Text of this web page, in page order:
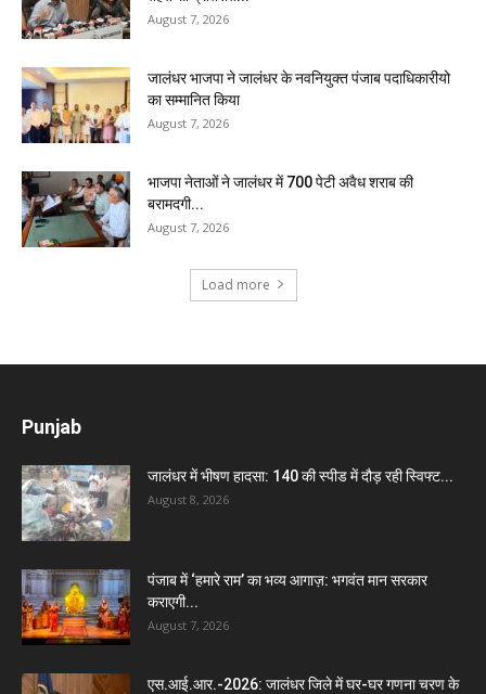
August 7, 2026
जालंधर भाजपा ने जालंधर के नवनियुक्त पंजाब पदाधिकारीयो
का सम्मानित किया
August 7, 2026
भाजपा नेताओं ने जालंधर में 700 पेटी अवैध शराब की
बरामदगी...
August 7, 2026
Load more
Punjab
जालंधर में भीषण हादसा: 140 की स्पीड में दौड़ रही स्विफ्ट...
August 8, 2026
पंजाब में ‘हमारे राम’ का भव्य आगाज़: भगवंत मान सरकार
कराएगी...
August 7, 2026
एस.आई.आर.-2026: जालंधर जिले में घर-घर गणना चरण के